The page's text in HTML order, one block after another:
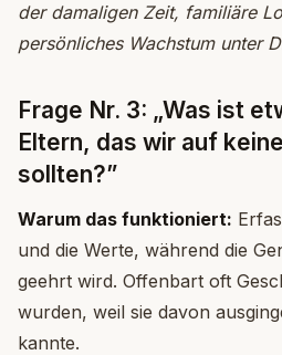
der damaligen Zeit, familiäre
persönliches Wachstum unter
Frage Nr. 3: „Was ist
Eltern, das wir auf
sollten?”
Warum das funktioniert:
und die Werte, während die
geehrt wird. Offenbart oft
wurden, weil sie davon
kannte.